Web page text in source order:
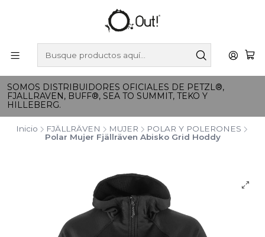
SOMOS DISTRIBUIDORES OFICIALES DE PETZL®,
FJALLRAVEN, BUFF®, SEA TO SUMMIT, TEKO Y
HILLEBERG.
Inicio FJÄLLRÄVEN MUJER
POLAR Y POLERONES
Polar Mujer Fjällräven Abisko Grid Hoddy